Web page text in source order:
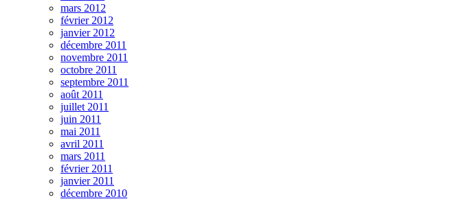
mars 2012
février 2012
janvier 2012
décembre 2011
novembre 2011
octobre 2011
septembre 2011
août 2011
juillet 2011
juin 2011
mai 2011
avril 2011
mars 2011
février 2011
janvier 2011
décembre 2010